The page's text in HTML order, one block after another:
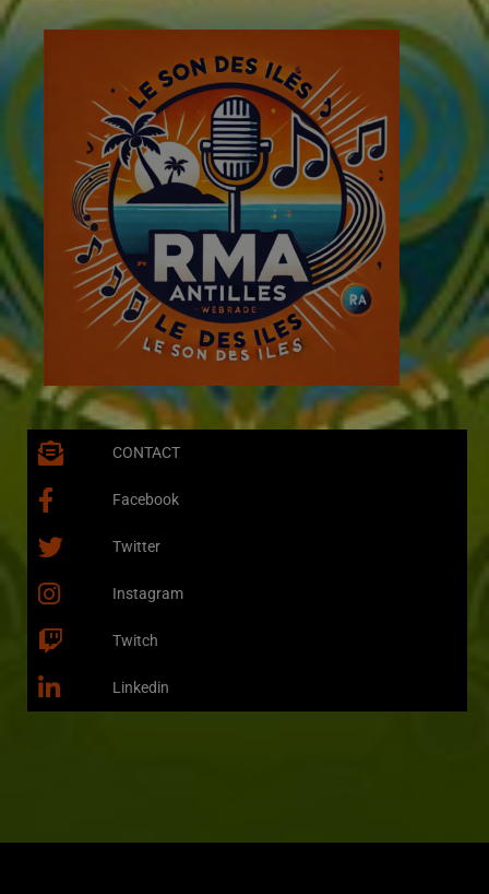
CONTACT
Facebook
Twitter
Instagram
Twitch
Linkedin